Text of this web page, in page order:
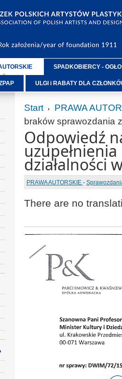
SPADKOBIERCY -
ULGI i RABATY DLA
Start
PRAWA
braków sprawozdania
Odpowiedź
działalności
PRAWA AUTORSKIE -
There are no